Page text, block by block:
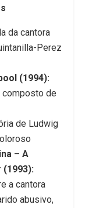
da cantora
Perez
(1994):
composto de
de Ludwig
– A
(1993):
a cantora
abusivo,